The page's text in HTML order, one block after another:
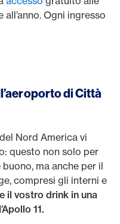
Ogni ingresso
di Città
Nord America vi
questo non solo per
ma anche per il
compresi gli interni e
il vostro drink in una
11.